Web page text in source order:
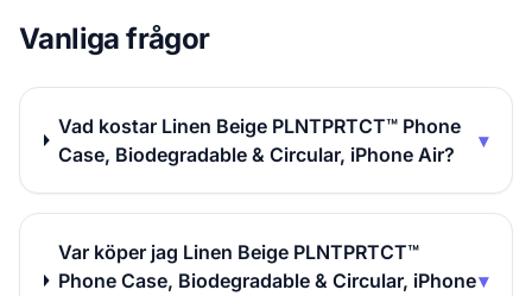
Vanliga frågor
Vad kostar Linen Beige PLNTPRTCT™ Phone
Case, Biodegradable & Circular, iPhone Air?
▾
Var köper jag Linen Beige PLNTPRTCT™
Phone Case, Biodegradable & Circular, iPhone▾